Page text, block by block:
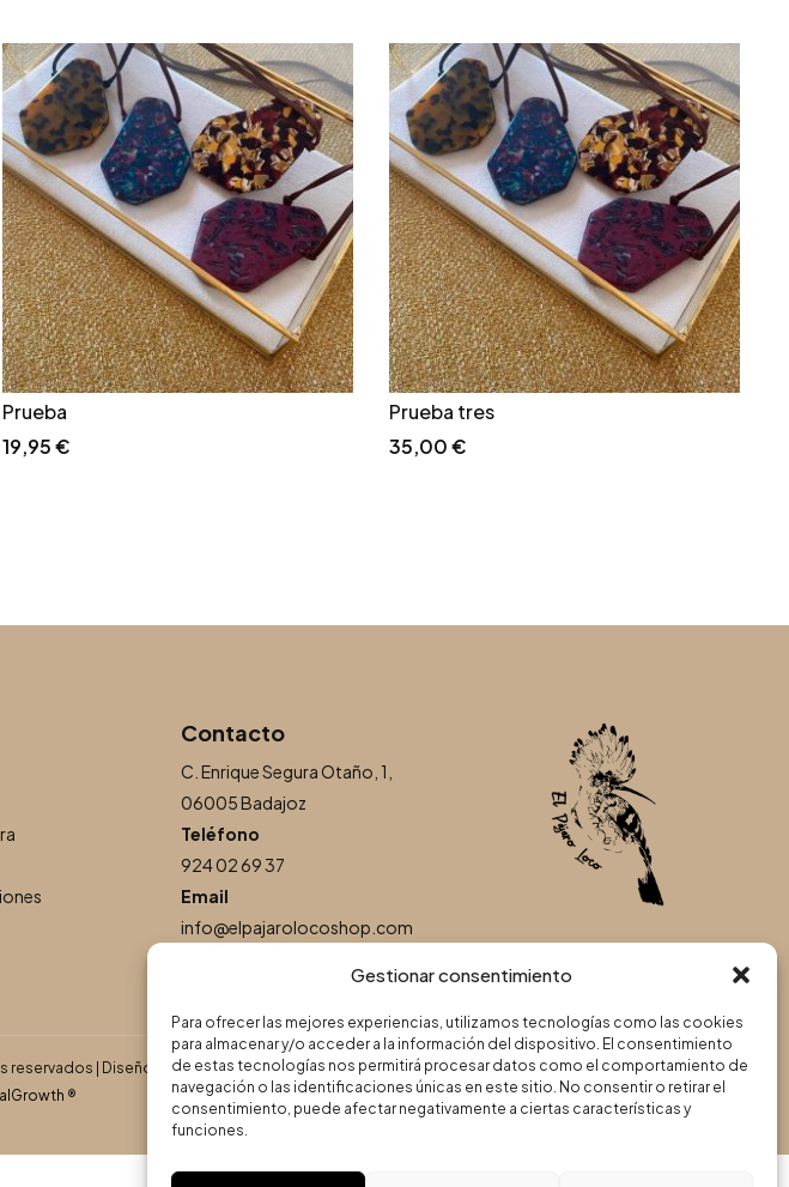
Gestionar consentimiento
Para ofrecer las mejores experiencias, utilizamos tecnologías como las cookies
para almacenar y/o acceder a la información del dispositivo. El consentimiento
de estas tecnologías nos permitirá procesar datos como el comportamiento de
navegación o las identificaciones únicas en este sitio. No consentir o retirar el
consentimiento, puede afectar negativamente a ciertas características y
funciones.
Prueba
19,95€
Prueba tres
35,00€
Contacto
C. Enrique Segura Otaño, 1,
06005 Badajoz
Teléfono
924 02 69 37
Email
info@elpajarolocoshop.com
| Diseño, Desarrollo Web y SEO deAgencia
®